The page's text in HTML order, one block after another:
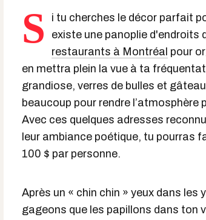
S
i tu cherches le décor parfait
existe une panoplie d'endroits
restaurants à Montréal pour
en mettra plein la vue à ta
grandiose, verres de bulles et
beaucoup pour rendre l’atmosphère
Avec ces quelques adresses
leur ambiance poétique, tu pourras
100 $ par personne.
Après un « chin chin » yeux dans les
gageons que les papillons dans ton